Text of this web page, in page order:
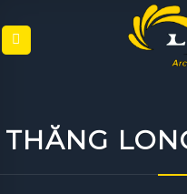
to
content
THĂNG